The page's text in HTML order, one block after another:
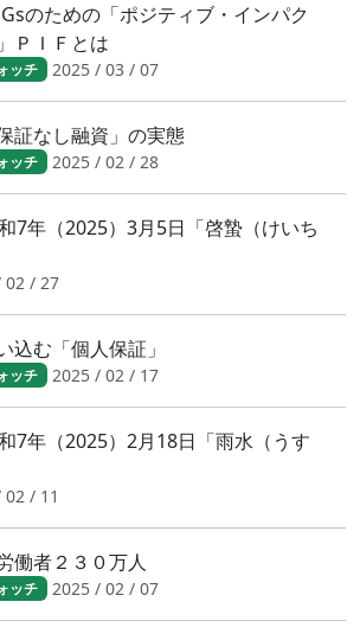
のための「ポジティブ・インパク
ＰＩＦとは
ッチ 2025 / 03 / 07
証なし融資」の実態
ッチ 2025 / 02 / 28
年（2025）3月5日「啓蟄（けいち
02 / 27
込む「個人保証」
ッチ 2025 / 02 / 17
年（2025）2月18日「雨水（うす
/ 11
者２３０万人
ッチ 2025 / 02 / 07